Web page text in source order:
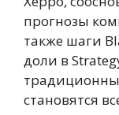
прогнозы
также шаги
доли в
становятся